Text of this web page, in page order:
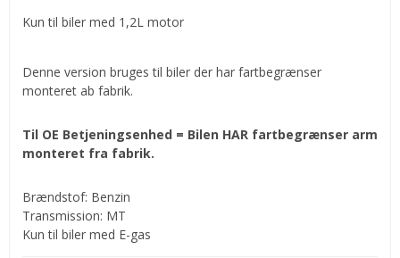
Kun til biler med 1,2L motor
Denne version bruges til biler der har fartbegrænser
monteret ab fabrik.
Til OE Betjeningsenhed = Bilen HAR fartbegrænser arm
monteret fra fabrik.
Brændstof: Benzin
Transmission: MT
Kun til biler med E-gas